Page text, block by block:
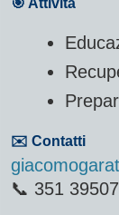
🎯 Attività
✉️ Contatti
📞 351